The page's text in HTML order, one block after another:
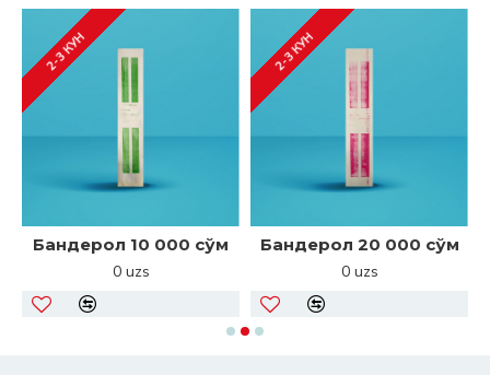
2-3 КУН
Бандерол 10 000 сўм
0 uzs
2-3 КУН
Бандерол 20 000 сўм
0 uzs